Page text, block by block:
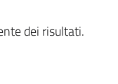
dei risultati.